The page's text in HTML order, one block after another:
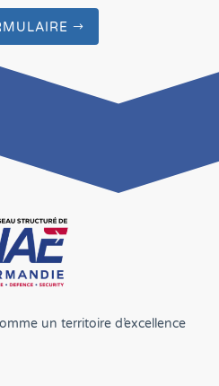
un territoire d’excellence